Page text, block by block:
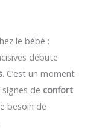
le bébé :
débute
. C’est un moment
de confort
besoin de